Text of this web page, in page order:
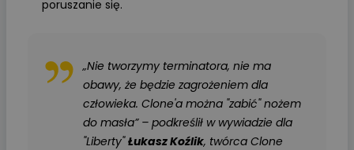
poruszanie się.
„Nie tworzymy terminatora, nie ma
obawy, że będzie zagrożeniem dla
człowieka. Clone'a można "zabić" nożem
do masła”– podkreślił w wywiadzie dla
"Liberty"Łukasz Koźlik, twórca Clone